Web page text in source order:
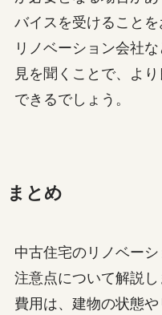
バイスを受けること
リノベーション会社
見を聞くことで、よ
できるでしょう。
まとめ
中古住宅のリノベー
注意点について解説
費用は、建物の状態